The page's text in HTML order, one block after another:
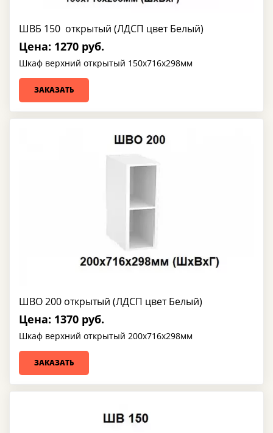
ШВБ 150 открытый (ЛДСП цвет Белый)
Цена: 1270 руб.
Шкаф верхний открытый 150х716х298мм
ЗАКАЗАТЬ
ШВО 200 открытый (ЛДСП цвет Белый)
Цена: 1370 руб.
Шкаф верхний открытый 200х716х298мм
ЗАКАЗАТЬ